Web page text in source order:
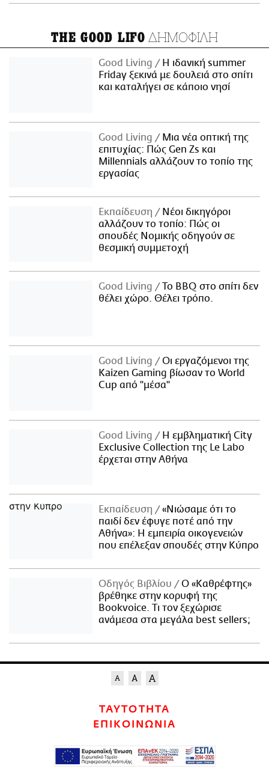
THE GOOD LIFO ΔΗΜΟΦΙΛΗ
Good Living
Η ιδανική summer
Friday ξεκινά με δουλειά στο σπίτι
και καταλήγει σε κάποιο νησί
Good Living
Μια νέα οπτική της
επιτυχίας: Πώς Gen Zs και
Millennials αλλάζουν το τοπίο της
εργασίας
Εκπαίδευση
Νέοι δικηγόροι
αλλάζουν το τοπίο: Πώς οι
σπουδές Νομικής οδηγούν σε
θεσμική συμμετοχή
Good Living
Το BBQ στο σπίτι δεν
θέλει χώρο. Θέλει τρόπο.
Good Living
Οι εργαζόμενοι της
Kaizen Gaming βίωσαν το World
Cup από "μέσα"
Good Living
Η εμβληματική City
Exclusive Collection της Le Labo
έρχεται στην Αθήνα
Εκπαίδευση
«Νιώσαμε ότι το
παιδί δεν έφυγε ποτέ από την
Αθήνα»: Η εμπειρία οικογενειών
που επέλεξαν σπουδές στην Κύπρο
Οδηγός Βιβλίου
Ο «Καθρέφτης»
βρέθηκε στην κορυφή της
Bookvoice. Τι τον ξεχώρισε
ανάμεσα στα μεγάλα best sellers;
ΤΑΥΤΟΤΗΤΑ
ΕΠΙΚΟΙΝΩΝΙΑ